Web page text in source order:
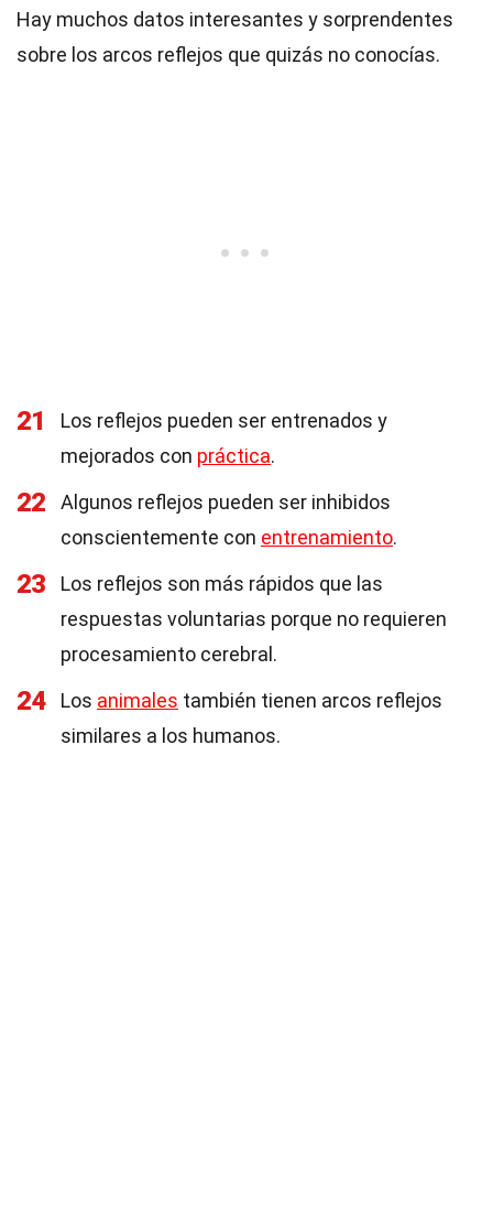
Hay muchos datos interesantes y sorprendentes
sobre los arcos reflejos que quizás no conocías.
21
Los reflejos pueden ser entrenados y
mejorados con práctica.
22
Algunos reflejos pueden ser inhibidos
conscientemente con entrenamiento.
23
Los reflejos son más rápidos que las
respuestas voluntarias porque no requieren
procesamiento cerebral.
24 Los animales también tienen arcos reflejos
similares a los humanos.